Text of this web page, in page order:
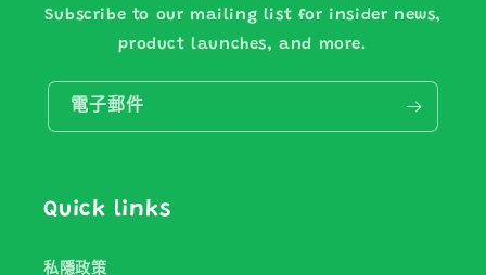
Subscribe to our mailing list for insider news,
product launches, and more.
電子郵件
Quick links
私隱政策